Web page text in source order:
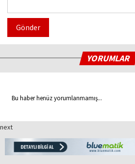
Gönder
YORUMLAR
Bu haber henüz yorumlanmamış...
next